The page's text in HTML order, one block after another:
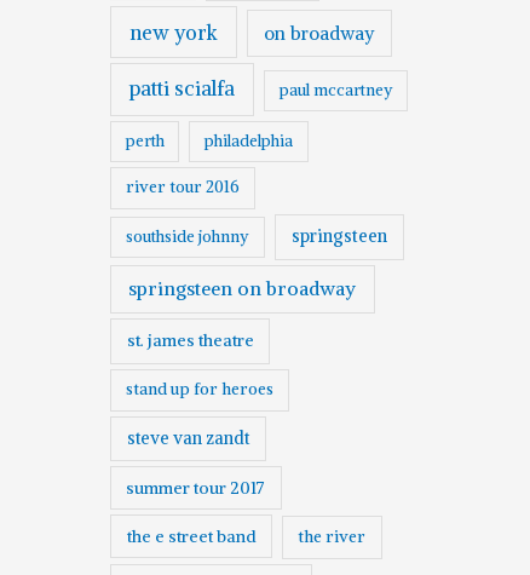
new york on broadway
patti scialfa paul mccartney
perth philadelphia
river tour 2016
southside johnny springsteen
springsteen on broadway
st. james theatre
stand up for heroes
steve van zandt
summer tour 2017
the e street band the river